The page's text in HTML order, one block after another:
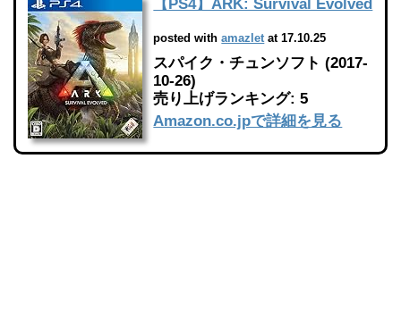
【PS4】ARK: Survival Evolved
posted withamazletat 17.10.25
スパイク・チュンソフト (2017-
10-26)
売り上げランキング: 5
Amazon.co.jpで詳細を見る